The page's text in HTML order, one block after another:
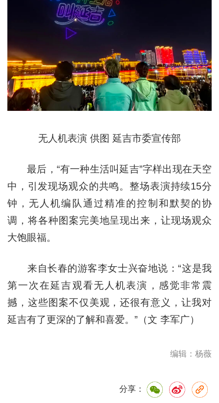
无人机表演 供图 延吉市委宣传部
最后，“有一种生活叫延吉”字样出现在天空
中，引发现场观众的共鸣。整场表演持续15分
钟，无人机编队通过精准的控制和默契的协
调，将各种图案完美地呈现出来，让现场观众
大饱眼福。
来自长春的游客李女士兴奋地说：“这是我
第一次在延吉观看无人机表演，感觉非常震
撼，这些图案不仅美观，还很有意义，让我对
延吉有了更深的了解和喜爱。”（文 李军广）
编辑：杨薇
分享：